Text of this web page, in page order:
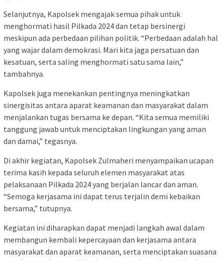
Selanjutnya, Kapolsek mengajak semua pihak untuk
menghormati hasil Pilkada 2024 dan tetap bersinergi
meskipun ada perbedaan pilihan politik. “Perbedaan adalah hal
yang wajar dalam demokrasi. Mari kita jaga persatuan dan
kesatuan, serta saling menghormati satu sama lain,”
tambahnya.
Kapolsek juga menekankan pentingnya meningkatkan
sinergisitas antara aparat keamanan dan masyarakat dalam
menjalankan tugas bersama ke depan. “Kita semua memiliki
tanggung jawab untuk menciptakan lingkungan yang aman
dan damai,” tegasnya.
Di akhir kegiatan, Kapolsek Zulmaheri menyampaikan ucapan
terima kasih kepada seluruh elemen masyarakat atas
pelaksanaan Pilkada 2024 yang berjalan lancar dan aman.
“Semoga kerjasama ini dapat terus terjalin demi kebaikan
bersama,” tutupnya.
Kegiatan ini diharapkan dapat menjadi langkah awal dalam
membangun kembali kepercayaan dan kerjasama antara
masyarakat dan aparat keamanan, serta menciptakan suasana